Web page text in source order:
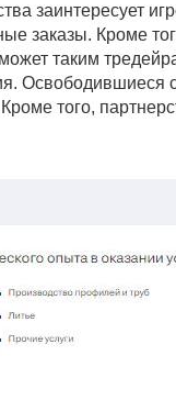
заинтересует
заказы. Кроме
таким
Освободившиеся
того,